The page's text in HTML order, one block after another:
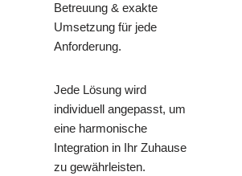
Betreuung & exakte
Umsetzung für jede
Anforderung.
Jede Lösung wird
individuell angepasst, um
eine harmonische
Integration in Ihr Zuhause
zu gewährleisten.